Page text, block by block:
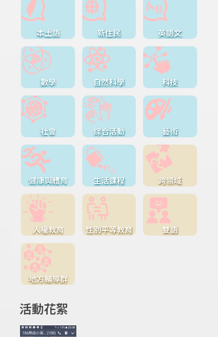
本土語 新住民 英語文
數學 自然科學 科技
社會 綜合活動 藝術
健康與體育 生活課程 跨領域
人權教育 性別平等教育 雙語
地方輔導群
活動花絮